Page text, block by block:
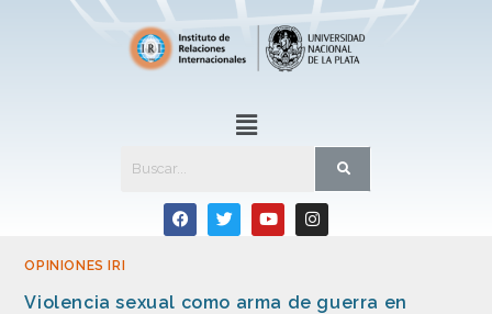
OPINIONES IRI
Violencia sexual como arma de guerra en